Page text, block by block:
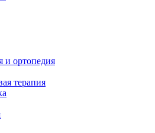
и ортопедия
терапия